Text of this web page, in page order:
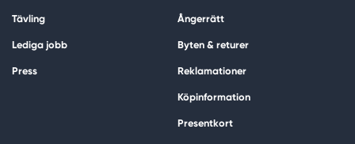
Tävling
Lediga jobb
Press
Ångerrätt
Byten & returer
Reklamationer
Köpinformation
Presentkort